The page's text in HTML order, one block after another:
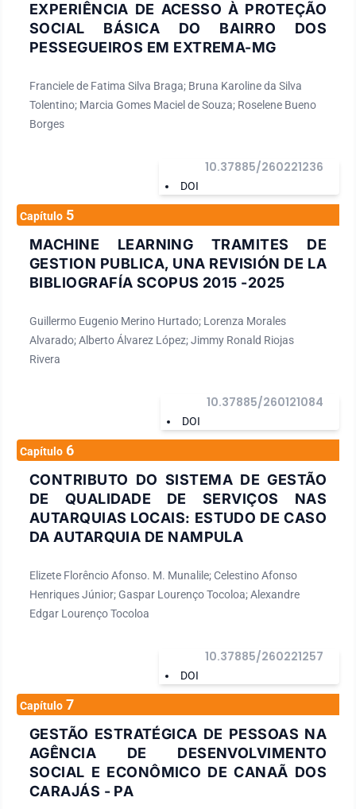
EXPERIÊNCIA DE ACESSO À PROTEÇÃO
SOCIAL BÁSICA DO BAIRRO DOS
PESSEGUEIROS EM EXTREMA-MG
Franciele de Fatima Silva Braga; Bruna Karoline da Silva
Tolentino; Marcia Gomes Maciel de Souza; Roselene Bueno
Borges
DOI
10.37885/260221236
Capítulo 5
MACHINE LEARNING TRAMITES DE
GESTION PUBLICA, UNA REVISIÓN DE LA
BIBLIOGRAFÍA SCOPUS 2015 -2025
Guillermo Eugenio Merino Hurtado; Lorenza Morales
Alvarado; Alberto Álvarez López; Jimmy Ronald Riojas
Rivera
DOI
10.37885/260121084
Capítulo 6
CONTRIBUTO DO SISTEMA DE GESTÃO
DE QUALIDADE DE SERVIÇOS NAS
AUTARQUIAS LOCAIS: ESTUDO DE CASO
DA AUTARQUIA DE NAMPULA
Elizete Florêncio Afonso. M. Munalile; Celestino Afonso
Henriques Júnior; Gaspar Lourenço Tocoloa; Alexandre
Edgar Lourenço Tocoloa
DOI
10.37885/260221257
Capítulo 7
GESTÃO ESTRATÉGICA DE PESSOAS NA
AGÊNCIA DE DESENVOLVIMENTO
SOCIAL E ECONÔMICO DE CANAÃ DOS
CARAJÁS - PA